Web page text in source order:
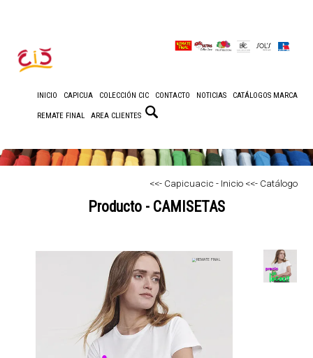
INICIO CAPICUA COLECCIÓN CIC CONTACTO NOTICIAS CATÁLOGOS MARCA
REMATE FINAL AREA CLIENTES
<<- Capicuacic - Inicio<<- Catálogo
Producto - CAMISETAS